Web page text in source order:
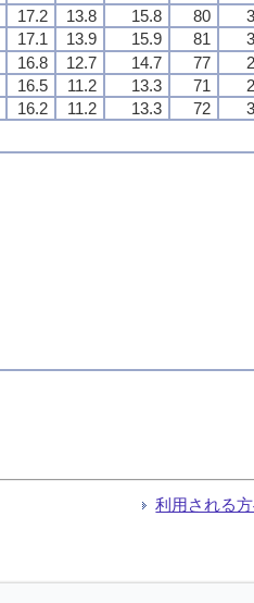
17.2 13.8 15.8 80
17.1 13.9 15.9 81
16.8 12.7 14.7 77
16.5 11.2 13.3 71
16.2 11.2 13.3 72
利用される